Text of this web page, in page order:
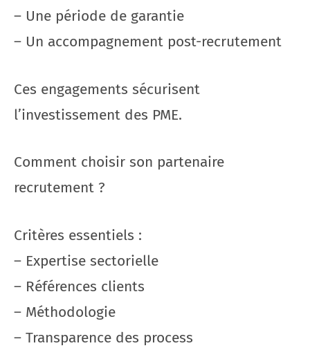
– Une période de garantie
– Un accompagnement post-recrutement
Ces engagements sécurisent
l’investissement des PME.
Comment choisir son partenaire
recrutement ?
Critères essentiels :
– Expertise sectorielle
– Références clients
– Méthodologie
– Transparence des process